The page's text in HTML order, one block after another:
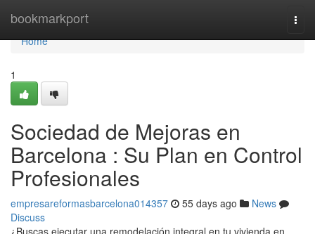
bookmarkport
Home
Home
1
Sociedad de Mejoras en
Barcelona : Su Plan en Control
Profesionales
empresareformasbarcelona014357 55 days ago
News
Discuss
¿Buscas ejecutar una remodelación integral en tu vivienda en